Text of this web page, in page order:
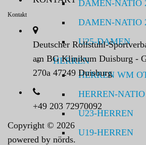
DAMEN-NATIO
DAMEN-NATIO
U25-DAMEN
HERREN
HERREN WM
HERREN-
U23-HERREN
U19-HERREN
Kontakt
Deutscher Rollstuhl-
am BG Klinikum Duisburg -
270a 47249 Duisburg
+49 203 72970092
Copyright © 2026
powered by nörds.